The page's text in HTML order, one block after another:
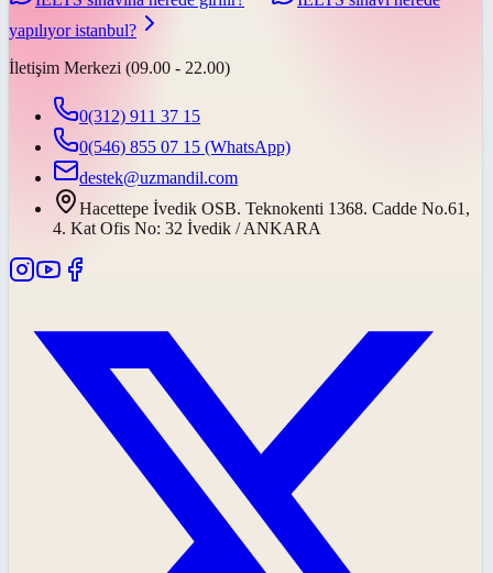
yapılıyor istanbul?
İletişim Merkezi (09.00 - 22.00)
0(312) 911 37 15
0(546) 855 07 15 (WhatsApp)
destek@uzmandil.com
Hacettepe İvedik OSB. Teknokenti 1368. Cadde No.61,
4. Kat Ofis No: 32 İvedik / ANKARA